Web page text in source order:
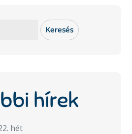
Keresés
hírek
hét